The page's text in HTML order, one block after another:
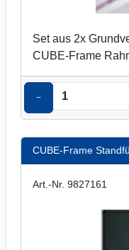
Set aus 2x
CUBE-Frame
−
CUBE-Frame
Art.-Nr. 9827161